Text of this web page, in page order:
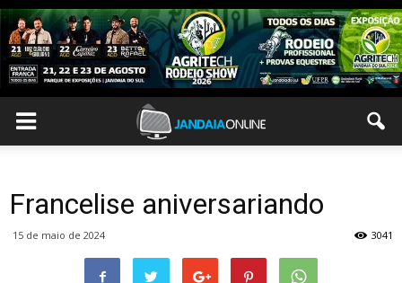
Francelise aniversariando
15 de maio de 2024 3041